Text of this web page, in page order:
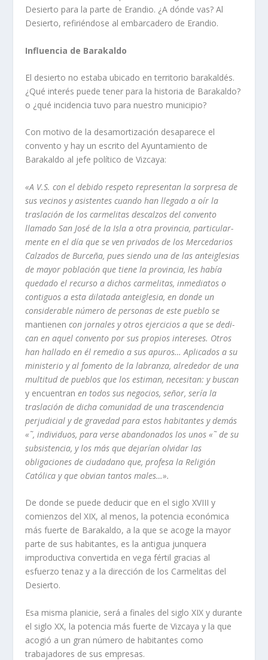
Desierto para la parte de Erandio. ¿A dónde vas? Al
Desierto, refiriéndose al embarcadero de Erandio.
Influencia de Barakaldo
El desierto no estaba ubicado en territorio bara­kaldés.
¿Qué interés puede tener para la historia de Barakaldo?
o ¿qué incidencia tuvo para nuestro municipio?
Con motivo de la desamortización desaparece el
convento y hay un escrito del Ayuntamiento de
Barakaldo al jefe polí­tico de Vizcaya:
«A V.S. con el debido respeto representan la sorpresa de
sus vecinos y asistentes cuando han llegado a oí­r la
traslación de los carme­litas descalzos del convento
llamado San José de la Isla a otra provincia, particular­
mente en el dí­a que se ven privados de los Mercedarios
Calzados de Burceña, pues siendo una de las anteiglesias
de mayor población que tiene la provincia, les habí­a
quedado el recurso a dichos carmelitas, inmediatos o
contiguos a esta dilatada an­teiglesia, en donde un
considerable número de personas de este pueblo se
mantienencon jornales y otros ejercicios a que se dedi­
can en aquel convento por sus propios inte­reses. Otros
han hallado en él remedio a sus apuros… Aplicados a su
ministerio y al fo­mento de la labranza, alrededor de una
mul­titud de pueblos que los estiman, necesitan: y buscan
y encuentranen todos sus nego­cios, señor, serí­a la
traslación de dicha co­munidad de una trascendencia
perjudicial y de gravedad para estos habitantes y demás
«˜, individuos, para verse abandonados los unos «˜ de su
subsistencia, y los más que dejarí­an olvidar las
obligaciones de ciudadano que, profesa la Religión
Católica y que obvian tantos males…».
De donde se puede deducir que en el siglo XVIII y
comienzos del XIX, al menos, la potencia eco­nómica
más fuerte de Barakaldo, a la que se acoge la mayor
parte de sus habitantes, es la antigua jun­quera
improductiva convertida en vega fértil gracias al
esfuerzo tenaz y a la dirección de los Carmelitas del
Desierto.
Esa misma planicie, será a finales del siglo XIX y durante
el siglo XX, la potencia más fuerte de Vizca­ya y la que
acogió a un gran número de habitantes como
trabajadores de sus empresas.